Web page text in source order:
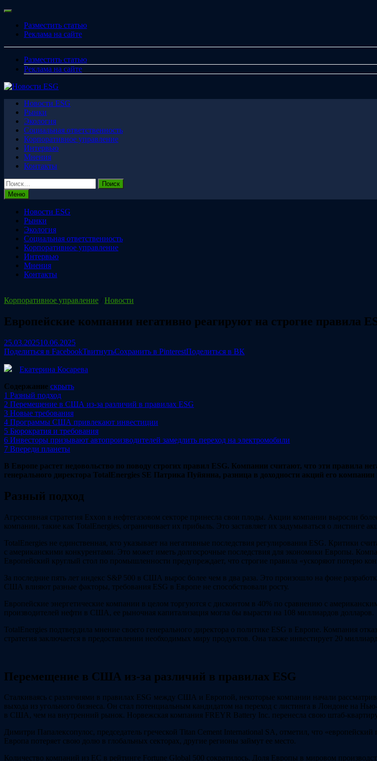
Перейти
содержимому
Меню
Разместить статью
Реклама на сайте
Разместить статью
Реклама на сайте
Новости ESG
Рынки
Экология
Социальная ответственность
Корпоративное управление
Интервью
Мнения
Контакты
Найти:
Меню
Новости ESG
Рынки
Экология
Социальная ответственность
Корпоративное управление
Интервью
Мнения
Контакты
Корпоративное управление / Новости
Европейские компании негативно реагируют на строгие правила
25.03.202510.06.2025
Поделиться в FacebookТвитнутьСохранить в PinterestПоделиться в ВК
Екатерина Косарева
Содержание скрыть
1 Разный подход
2 Перемещение в США из-за различий в правилах ESG
3 Новые требования
4 Программы США привлекают инвестиции
5 Бюрократия и требования
6 Инвесторы призывают автопроизводителей замедлить переход на электромобили
7 Впереди планеты
В Европе растет недовольство по поводу строгих правил ESG. Компании считают, что эти правила
генерального директора TotalEnergies SE Патрика Пуйянна, разница в доходности акций его
Разный подход
Агрессивная стратегия Exxon в нефтегазовом секторе принесла свои плоды. Акции компании выросли
компании, такие как TotalEnergies, ограничивает их прибыль. Это заставляет их задумываться о листинге
TotalEnergies не единственная, кто указывает на негативные последствия регулирования ESG. Критики
с американскими конкурентами. Это может иметь долгосрочные последствия для экономики Европы.
Европейский круглый стол по промышленности предупреждает, что строгие правила «ускоряют потерю
За последние пять лет индекс S&P 500 в США вырос более чем в два раза. Это произошло на фоне
США влияют разные факторы, требования ESG в Европе не способствовали росту.
Европейские энергетические компании в целом торгуются с дисконтом в 40% по сравнению с
производителей нефти в США, ее рыночная капитализация могла бы вырасти на 108 миллиардов долларов.
TotalEnergies подтвердила мнение своего генерального директора о политике ESG в Европе. Компания
стратегия заключается в предоставлении необходимых миру продуктов. Она также инвестирует 20
Перемещение в США из-за различий в правилах ESG
Сталкиваясь с различиями в правилах ESG между США и Европой, некоторые компании начали
выхода из угольного бизнеса. Он стал потенциальным кандидатом на переход с листинга в Лондоне на
в США, чем на внутренний рынок. Норвежская компания FREYR Battery Inc. перенесла свою штаб-
Димитри Папалексопулос, председатель греческой Titan Cement International SA, отметил, что
Европа потеряет свою долю в глобальных секторах, другие регионы займут ее место.
Количество компаний из ЕС в рейтинге Fortune Global 500 сократилось. Доля Европы в мировом